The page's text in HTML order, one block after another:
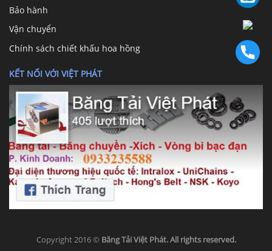
Bảo hành
Vận chuyển
Chính sách chiết khấu hoa hồng
KẾT NỐI VỚI VIỆT PHÁT
Copyright 2016 © Băng Tải Việt Phát. All rights reserved.